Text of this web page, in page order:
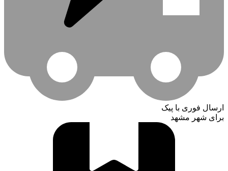
ارسال فوری با پیک
برای شهر مشهد